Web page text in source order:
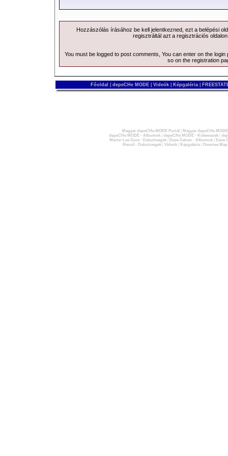
Hozzászólás írásához be kell jelentkezned, ezt a belépési
regisztráltál azt a regisztrációs
You must be logged to post comments, You can enter on the login
so on the registration
Főoldal depeCHe MODE Videók Képgaléria
Magyar depeCHe MODE Portál
Magyar depeCHe
depeCHe MODE - Albumok| depeCHe MODE - Kislemezek|
Martin Lee Gore - Dalszövegek| Dave Gahan - Albumok|
Dave
Recoil - Dalszövegek| Videók| Képgaléria| Devotee Map